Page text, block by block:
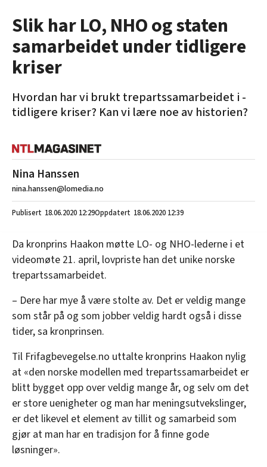
Slik har LO, NHO og staten
samarbeidet under tidligere
kriser
Hvordan har vi brukt trepartssamarbeidet i ­
tidligere kriser? Kan vi lære noe av historien?
Nina Hanssen
nina.hanssen@lomedia.no
18.06.2020 12:29 18.06.2020 12:39
Da kronprins Haakon møtte LO- og NHO-lederne i et
videomøte 21. april, lovpriste han det unike norske
trepartssamarbeidet.
– Dere har mye å være stolte av. Det er veldig mange
som står på og som jobber veldig hardt også i disse
tider, sa kronprinsen.
Til Frifagbevegelse.no uttalte kronprins Haakon nylig
at «den norske modellen med trepartssamarbeidet er
blitt bygget opp over veldig mange år, og selv om det
er store uenigheter og man har meningsutvekslinger,
er det likevel et element av tillit og samarbeid som
gjør at man har en tradisjon for å finne gode
løsninger».